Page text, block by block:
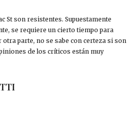
St son resistentes. Supuestamente
se requiere un cierto tiempo para
parte, no se sabe con certeza si son
de los críticos están muy